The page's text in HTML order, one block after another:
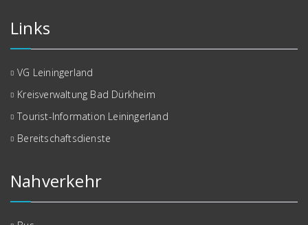
Links
VG Leiningerland
Kreisverwaltung Bad Dürkheim
Tourist-Information Leiningerland
Bereitschaftsdienste
Nahverkehr